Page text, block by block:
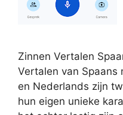
Zinnen Vertalen
Vertalen van Spaans
en Nederlands zijn
hun eigen unieke